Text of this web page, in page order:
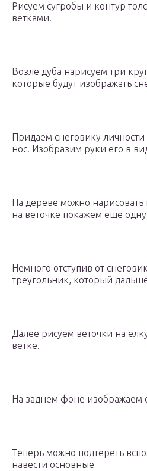
Рисуем сугробы и контур
ветками.
Возле дуба нарисуем три
которые будут изображать
Придаем снеговику личности
нос. Изобразим руки его в
На дереве можно
на веточке покажем еще одну
Немного отступив от
треугольник, который
Далее рисуем веточки на
ветке.
На заднем фоне изображаем
Теперь можно подтереть
навести основные